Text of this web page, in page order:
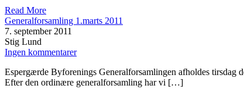
Read More
Generalforsamling 1.marts 2011
7. september 2011
Stig Lund
Ingen kommentarer
Espergærde Byforenings Generalforsamlingen afholdes tirsdag
Efter den ordinære generalforsamling har vi […]